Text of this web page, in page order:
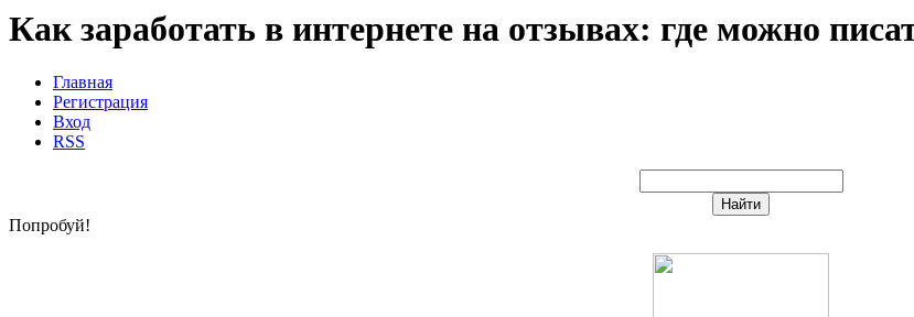
Как заработать в интернете на отзывах: где можно
Главная
Регистрация
Вход
RSS
Попробуй!